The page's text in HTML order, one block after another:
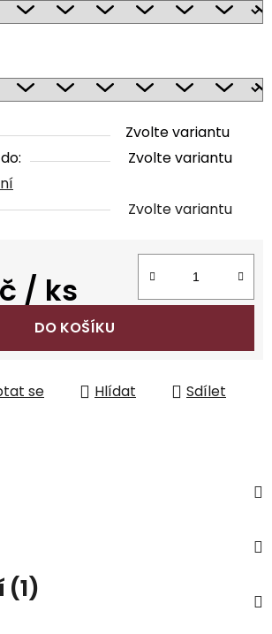
Zvolte variantu
Zvolte variantu
Zvolte variantu
/ ks
DO KOŠÍKU
se Hlídat Sdílet
(1)